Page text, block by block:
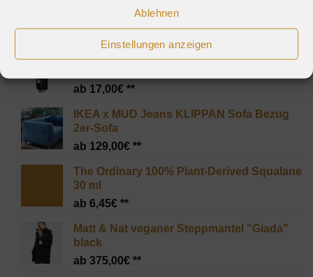
Ablehnen
Einstellungen anzeigen
This Place "The Good Night" Schlafcreme
17,00€
IKEA x MUD Jeans KLIPPAN Sofa Bezug
2er-Sofa
129,00€
The Ordinary 100% Plant-Derived Squalane
30 ml
6,45€
Matt & Nat veganer Steppmantel "Giada"
black
375,00€